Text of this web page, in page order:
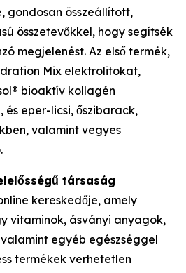
gondosan összeállított,
összetevőkkel, hogy segítsék
megjelenést. Az első termék,
Mix elektrolitokat,
bioaktív kollagén
eper-licsi, őszibarack,
valamint vegyes
társaság
kereskedője, amely
vitaminok, ásványi anyagok,
egyéb egészséggel
termékek verhetetlen